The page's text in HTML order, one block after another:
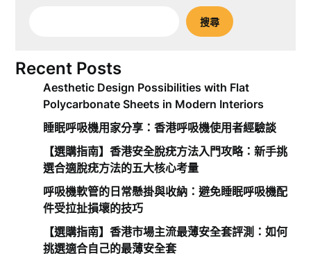
搜尋
Recent Posts
Aesthetic Design Possibilities with Flat
Polycarbonate Sheets in Modern Interiors
睡眠呼吸機用家分享：香港呼吸機使用者經驗談
【選購指南】香港安全脫疣方法入門攻略：新手挑
選合適脫疣方法的五大核心考量
呼吸機軟管的日常懸掛與收納：避免睡眠呼吸機配
件受拉扯損壞的技巧
【選購指南】香港市場主流最薄安全套評測：如何
挑選適合自己的最薄安全套